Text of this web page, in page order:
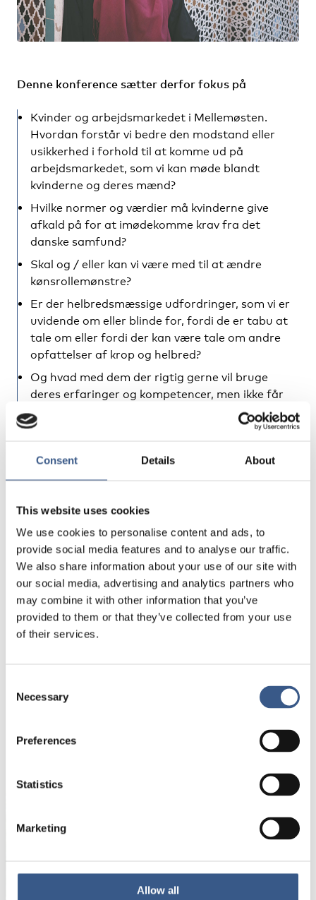
Consent Details About
This website uses cookies
We use cookies to personalise content and ads, to
provide social media features and to analyse our traffic.
We also share information about your use of our site with
our social media, advertising and analytics partners who
may combine it with other information that you’ve
provided to them or that they’ve collected from your use
of their services.
Selection
Necessary
Preferences
Statistics
Marketing
Allow all
Denne konference sætter derfor fokus på
Kvinder og arbejdsmarkedet i Mellemøsten.
Hvordan forstår vi bedre den modstand eller
usikkerhed i forhold til at komme ud på
arbejdsmarkedet, som vi kan møde blandt
kvinderne og deres mænd?
Hvilke normer og værdier må kvinderne give
afkald på for at imødekomme krav fra det
danske samfund?
Skal og / eller kan vi være med til at ændre
kønsrollemønstre?
Er der helbredsmæssige udfordringer, som vi er
uvidende om eller blinde for, fordi de er tabu at
tale om eller fordi der kan være tale om andre
opfattelser af krop og helbred?
Og hvad med dem der rigtig gerne vil bruge
deres erfaringer og kompetencer, men ikke får
dem i spil.
Professor of Global Practice, University of
Annabelle Boettcher, Professor for
Contemporary Middle East Studies SDU,
forfatter til flere bøger om Syrien og p.t. bl.a.
leder af project ”Cultural negotiation processes
by Muslim migrant patients in Denmark”
Repræsentant fra KVINFOs MENA program
NYHETSBREV
publikationer, evenemang och statistik.
Namn *